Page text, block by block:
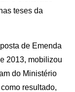
teses da
de Emenda
2013, mobilizou
do Ministério
resultado,